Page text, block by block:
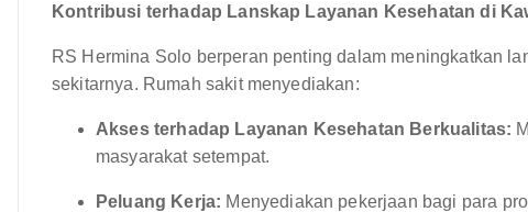
Kontribusi terhadap Lanskap Layanan Kesehatan di
RS Hermina Solo berperan penting dalam meningkatkan
sekitarnya. Rumah sakit menyediakan:
Akses terhadap Layanan Kesehatan Berkualitas:
masyarakat setempat.
Peluang Kerja: Menyediakan pekerjaan bagi para